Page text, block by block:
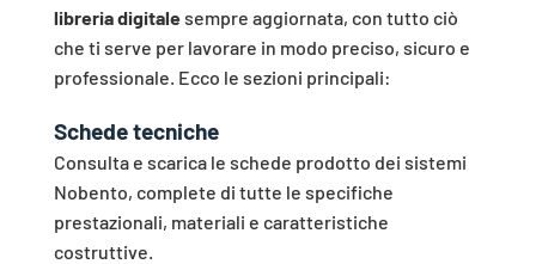
libreria digitalesempre aggiornata, con tutto ciò
che ti serve per lavorare in modo preciso, sicuro e
professionale. Ecco le sezioni principali:
Schede tecniche
Consulta e scarica le schede prodotto dei sistemi
Nobento, complete di tutte le specifiche
prestazionali, materiali e caratteristiche
costruttive.